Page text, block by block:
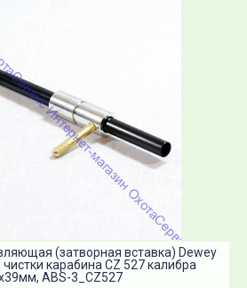
(затворная вставка) Dewey
карабина CZ 527 калибра
ABS-3_CZ527